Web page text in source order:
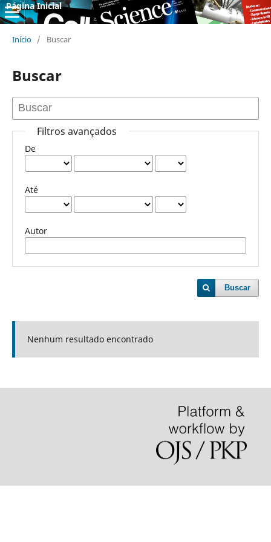
Página Inicial
Início / Buscar
Buscar
Filtros avançados
De
Até
Autor
Buscar
Nenhum resultado encontrado